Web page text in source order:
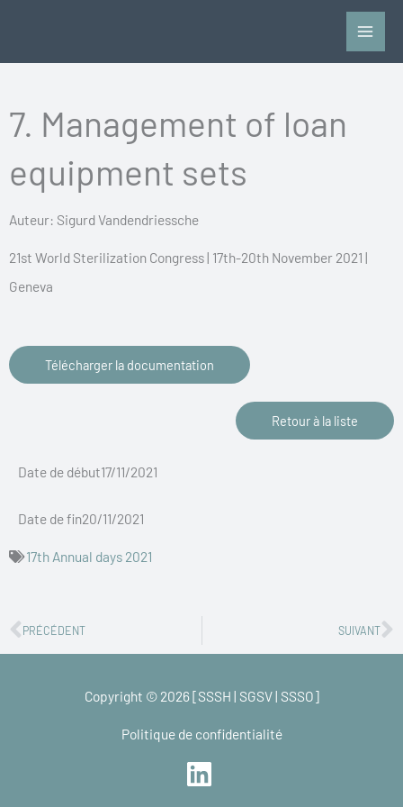
7. Management of loan
equipment sets
Auteur: Sigurd Vandendriessche
21st World Sterilization Congress | 17th-20th November 2021 |
Geneva
Télécharger la documentation
Retour à la liste
Date de début17/11/2021
Date de fin20/11/2021
17th Annual days 2021
Précédent
PRÉCÉDENT SUIVANT
Copyright © 2026 [SSSH | SGSV | SSSO]
Politique de confidentialité